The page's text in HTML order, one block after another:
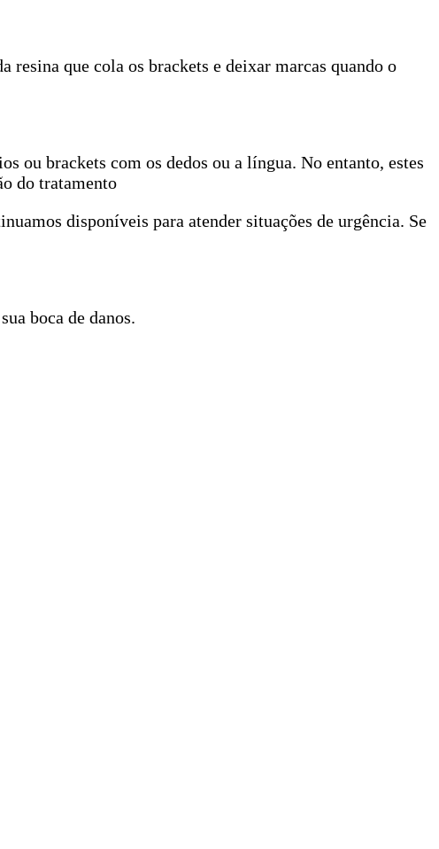
resina que cola os brackets e deixar marcas quando o
ou brackets com os dedos ou a língua. No entanto, estes
do tratamento
disponíveis para atender situações de urgência. Se
boca de danos.